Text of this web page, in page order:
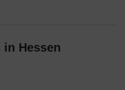
Hessen